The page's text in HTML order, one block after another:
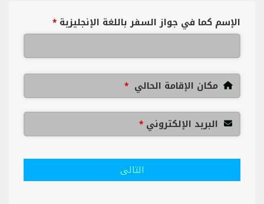
الإسم كما في جواز السفر باللغة الإنجليزية *
مكان الإقامة الحالي *
البريد الإلكتروني *
التالى